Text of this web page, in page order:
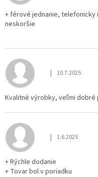
h
o
n
t
e
n
í
+ férové jednanie, telefonicky
neskoršie
Hodnotenie
| 10.7.2025
Kvalitné výrobky, veľmi dobré
Hodnotenie
| 1.6.2025
+ Rýchle dodanie
+ Tovar bol v poriadku